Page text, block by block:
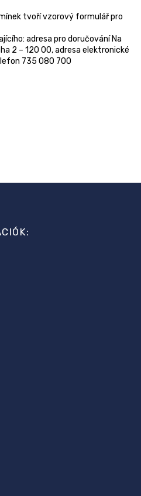
tvoří vzorový formulář pro
adresa pro doručování Na
2 – 120 00, adresa elektronické
735 080 700